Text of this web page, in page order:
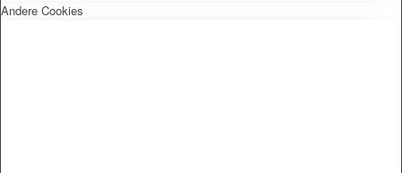
Andere Cookies